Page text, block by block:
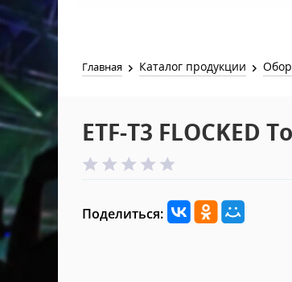
Главная Каталог продукции
ETF-T3 FLOCKED
Поделиться: